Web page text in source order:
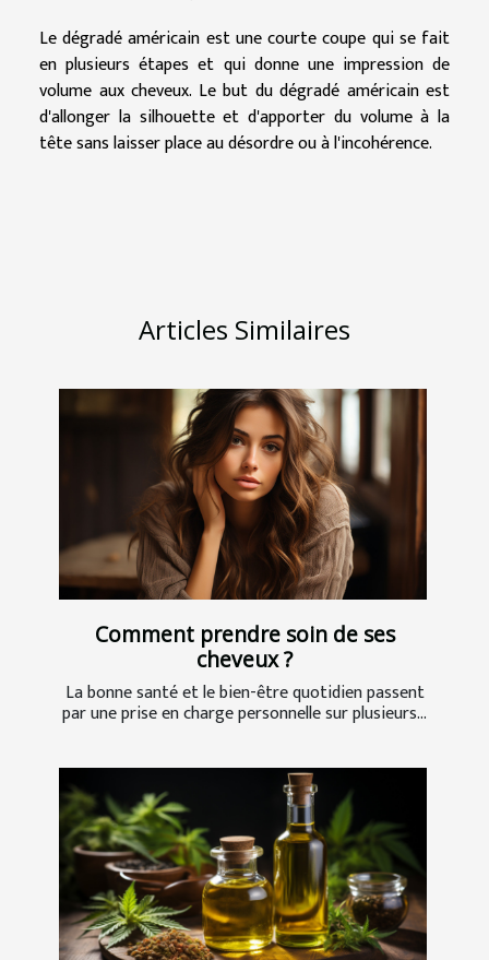
Le dégradé américain est une courte coupe qui se fait
en plusieurs étapes et qui donne une impression de
volume aux cheveux. Le but du dégradé américain est
d'allonger la silhouette et d'apporter du volume à la
tête sans laisser place au désordre ou à l'incohérence.
Articles Similaires
Comment prendre soin de ses
cheveux ?
La bonne santé et le bien-être quotidien passent
par une prise en charge personnelle sur plusieurs...